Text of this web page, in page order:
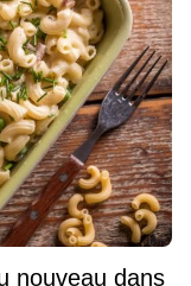
nouveau dans